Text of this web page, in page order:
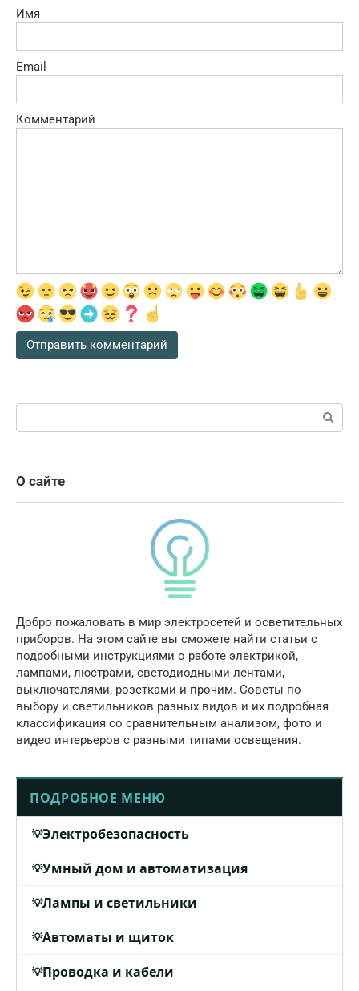
Имя
Email
Комментарий
Поиск:
О сайте
Добро пожаловать в мир электросетей и осветительных
приборов. На этом сайте вы сможете найти статьи с
подробными инструкциями о работе электрикой,
лампами, люстрами, светодиодными лентами,
выключателями, розетками и прочим. Советы по
выбору и светильников разных видов и их подробная
классификация со сравнительным анализом, фото и
видео интерьеров с разными типами освещения.
ПОДРОБНОЕ МЕНЮ
Электробезопасность
Умный дом и автоматизация
Лампы и светильники
Автоматы и щиток
Проводка и кабели